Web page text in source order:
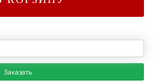
Заказать